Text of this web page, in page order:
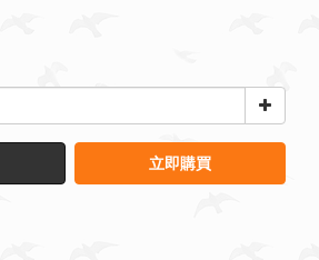
立即購買